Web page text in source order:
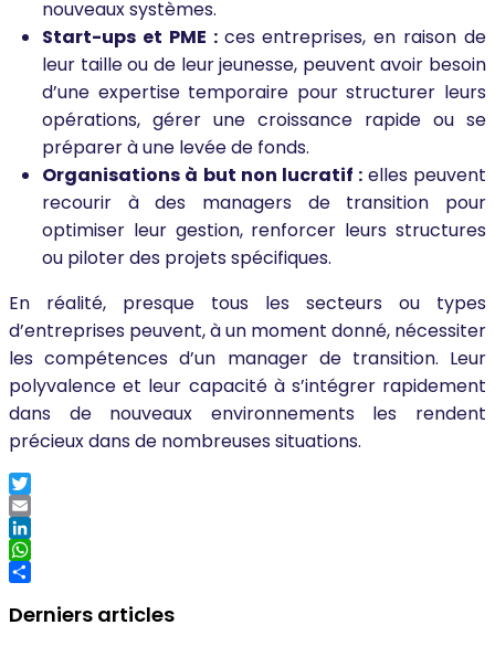
nouveaux systèmes.
Start-ups et PME : ces entreprises, en raison de
leur taille ou de leur jeunesse, peuvent avoir besoin
d’une expertise temporaire pour structurer leurs
opérations, gérer une croissance rapide ou se
préparer à une levée de fonds.
Organisations à but non lucratif : elles peuvent
recourir à des managers de transition pour
optimiser leur gestion, renforcer leurs structures
ou piloter des projets spécifiques.
En réalité, presque tous les secteurs ou types
d’entreprises peuvent, à un moment donné, nécessiter
les compétences d’un manager de transition. Leur
polyvalence et leur capacité à s’intégrer rapidement
dans de nouveaux environnements les rendent
précieux dans de nombreuses situations.
Twitter
Email
LinkedIn
WhatsApp
Derniers articles